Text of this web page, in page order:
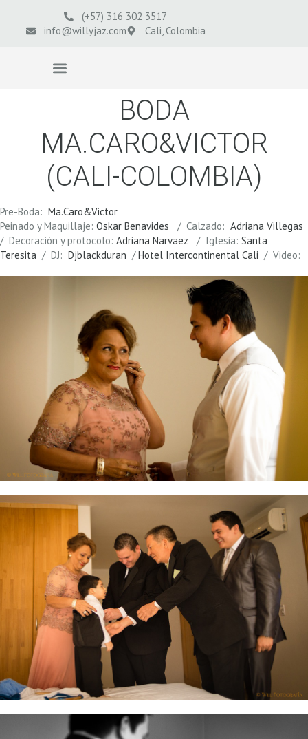
(+57) 316 302 3517
info@willyjaz.com
Cali, Colombia
BODA
MA.CARO&VICTOR
(CALI-COLOMBIA)
Pre-Boda: Ma.Caro&Victor
Peinado y Maquillaje: Oskar Benavides / Calzado: Adriana Villegas
/ Decoración y protocolo: Adriana Narvaez / Iglesia: Santa
Teresita / DJ: Djblackduran /Hotel Intercontinental Cali / Video: